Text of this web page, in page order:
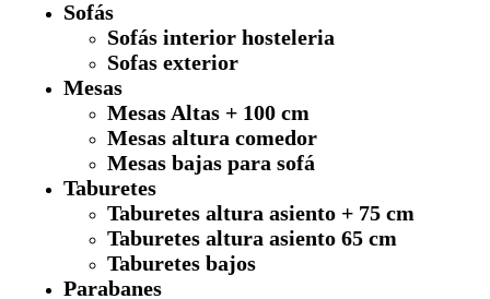
Sofás
Sofás interior hosteleria
Sofas exterior
Mesas
Mesas Altas + 100 cm
Mesas altura comedor
Mesas bajas para sofá
Taburetes
Taburetes altura asiento + 75 cm
Taburetes altura asiento 65 cm
Taburetes bajos
Parabanes